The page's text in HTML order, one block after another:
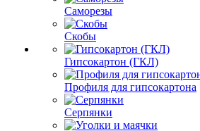
Саморезы
Скобы
Гипсокартон (ГКЛ)
Профиля для гипсокартона
Серпянки